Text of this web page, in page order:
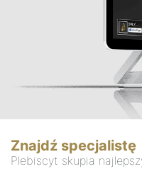
Znajdź specjalistę
Plebiscyt skupia